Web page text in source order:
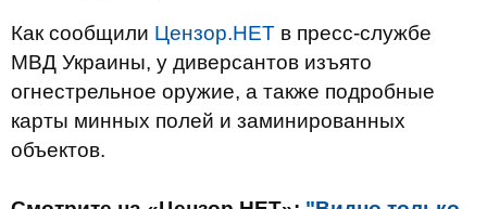
Как сообщили Цензор.НЕТ в пресс-службе
МВД Украины, у диверсантов изъято
огнестрельное оружие, а также подробные
карты минных полей и заминированных
объектов.